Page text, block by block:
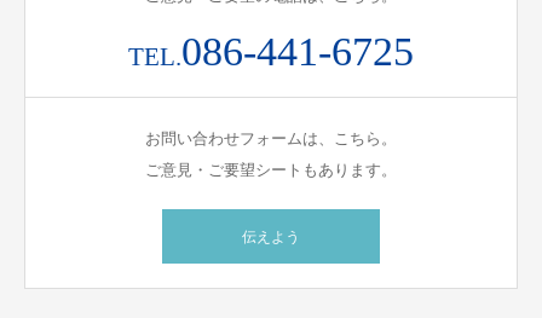
TEL.086-441-6725
お問い合わせフォームは、こちら。
ご意見・ご要望シートもあります。
伝えよう